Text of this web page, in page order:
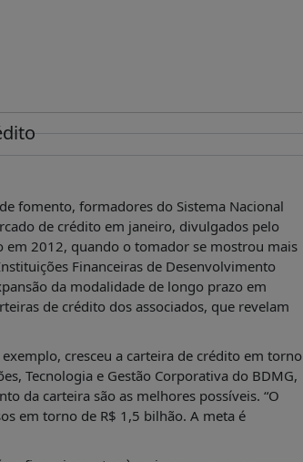
fomento, formadores do Sistema Nacional
de crédito em janeiro, divulgados pelo
em 2012, quando o tomador se mostrou mais
Financeiras de Desenvolvimento
da modalidade de longo prazo em
de crédito dos associados, que revelam
cresceu a carteira de crédito em torno
Tecnologia e Gestão Corporativa do BDMG,
da carteira são as melhores possíveis. “O
em torno de R$ 1,5 bilhão. A meta é